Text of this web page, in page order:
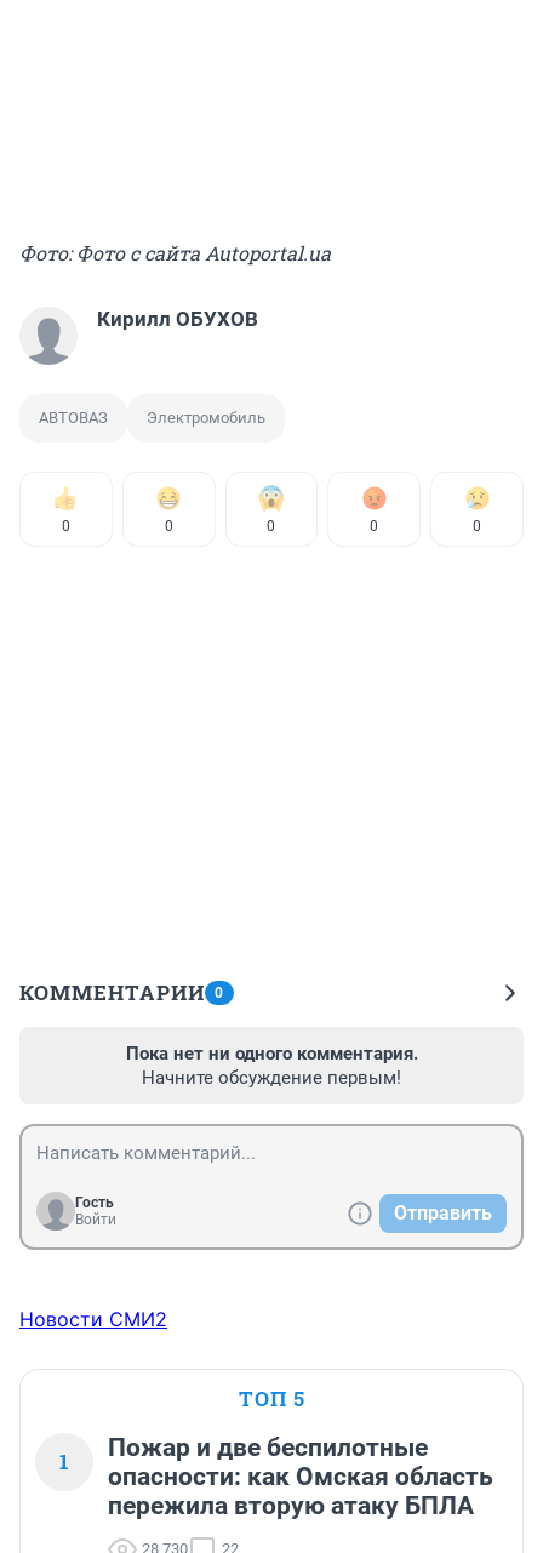
Фото: Фото с сайта Autoportal.ua
Кирилл ОБУХОВ
АВТОВАЗ Электромобиль
0 0 0 0 0
КОММЕНТАРИИ 0
Пока нет ни одного комментария.
Начните обсуждение первым!
Гость
Войти
Отправить
Новости СМИ2
ТОП 5
1
Пожар и две беспилотные
опасности: как Омская область
пережила вторую атаку БПЛА
28 730 22